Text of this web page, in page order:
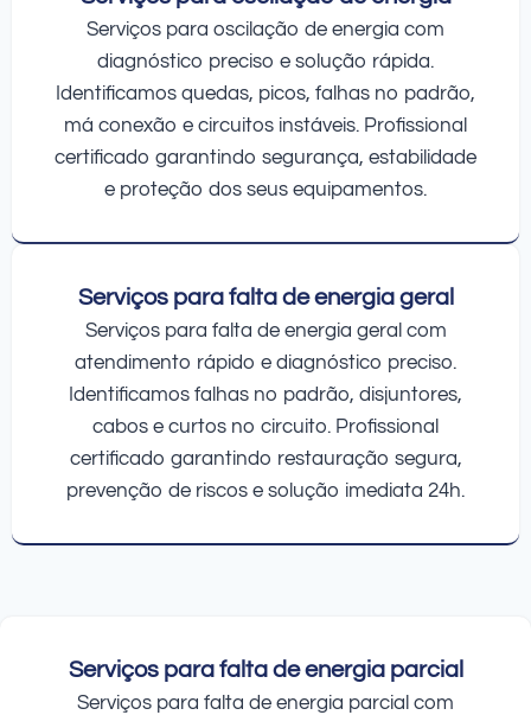
Serviços para oscilação de energia com
diagnóstico preciso e solução rápida.
Identificamos quedas, picos, falhas no padrão,
má conexão e circuitos instáveis. Profissional
certificado garantindo segurança, estabilidade
e proteção dos seus equipamentos.
Serviços para falta de energia geral
Serviços para falta de energia geral com
atendimento rápido e diagnóstico preciso.
Identificamos falhas no padrão, disjuntores,
cabos e curtos no circuito. Profissional
certificado garantindo restauração segura,
prevenção de riscos e solução imediata 24h.
Serviços para falta de energia parcial
Serviços para falta de energia parcial com